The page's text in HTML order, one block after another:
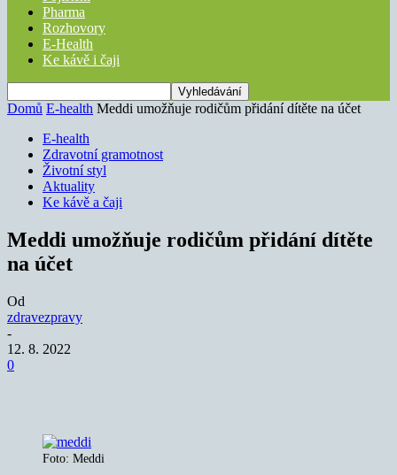
Pharma
Rozhovory
E-Health
Ke kávě i čaji
Domů E-health Meddi umožňuje rodičům přidání dítěte na účet
E-health
Zdravotní gramotnost
Životní styl
Aktuality
Ke kávě a čaji
Meddi umožňuje rodičům přidání dítěte
na účet
Od
zdravezpravy
-
12. 8. 2022
0
Foto: Meddi